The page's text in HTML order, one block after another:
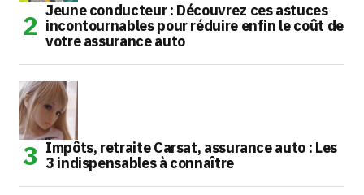
Jeune conducteur : Découvrez ces astuces
incontournables pour réduire enfin le coût de
votre assurance auto
Impôts, retraite Carsat, assurance auto : Les
3 indispensables à connaître